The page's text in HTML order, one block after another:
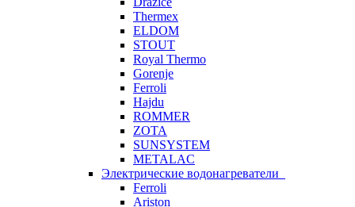
Thermex
ELDOM
STOUT
Royal Thermo
Gorenje
Ferroli
Hajdu
ROMMER
ZOTA
SUNSYSTEM
METALAC
Электрические водонагреватели
Ferroli
Ariston